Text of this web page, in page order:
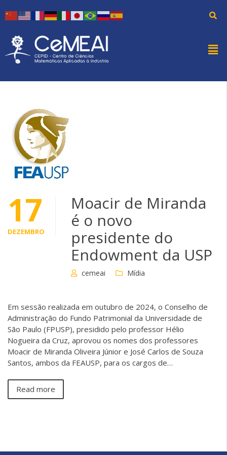
17
DEZEMBRO
Moacir de Miranda
é o novo
presidente do
Endowment da USP
cemeai Mídia
Em sessão realizada em outubro de 2024, o Conselho de
Administração do Fundo Patrimonial da Universidade de
São Paulo (FPUSP), presidido pelo professor Hélio
Nogueira da Cruz, aprovou os nomes dos professores
Moacir de Miranda Oliveira Júnior e José Carlos de Souza
Santos, ambos da FEAUSP, para os cargos de…
Read more